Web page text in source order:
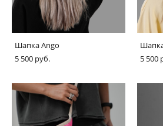
Шапка Ango
5 500 pуб.
5 500